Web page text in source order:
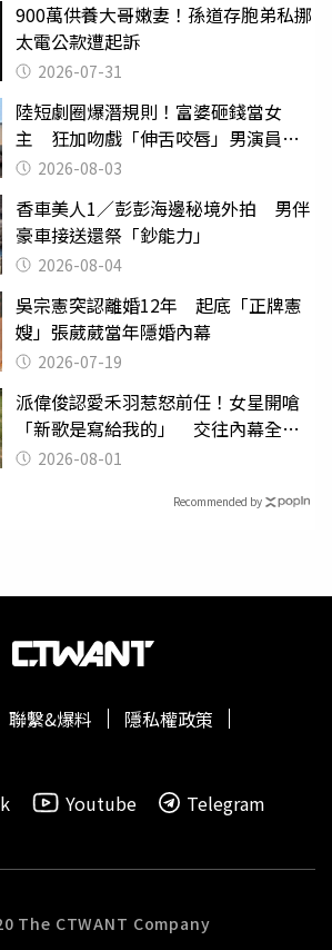
900萬供養大哥嫩妻！孫道存胞弟私挪
太電公款遭起訴
2026-07-31
陸短劇圈爆潛規則！富婆砸錢當女
主 狂加吻戲「伸舌咬唇」男演員崩
潰 2026-08-03
香車美人1／彭彭海邊秘境外拍 男伴
豪車接送還祭「鈔能力」
2026-08-04
吳宗憲突認離婚12年 起底「正牌憲
嫂」張葳葳當年隱婚內幕
2026-07-19
派偉俊認愛禾羽惹怒前任！女星開嗆
「新歌是寫給我的」 交往內幕全說
了 2026-08-01
Recommended by
聯繫&爆料
隱私權政策
Youtube Telegram
The CTWANT Company